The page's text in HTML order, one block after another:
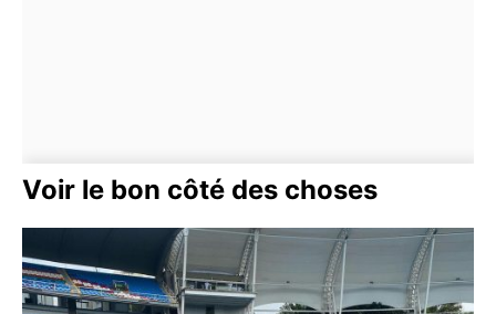
Voir le bon côté des choses